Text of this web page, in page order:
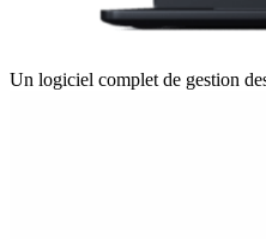
Un logiciel complet de gestion